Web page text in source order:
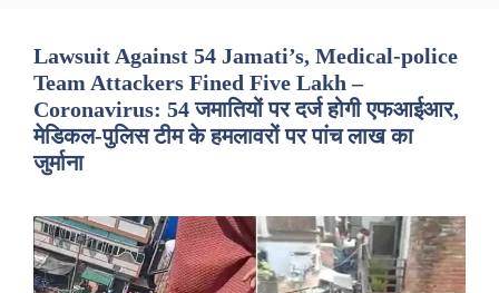
Lawsuit Against 54 Jamati’s, Medical-police
Team Attackers Fined Five Lakh –
Coronavirus: 54 जमातियों पर दर्ज होगी एफआईआर,
मेडिकल-पुलिस टीम के हमलावरों पर पांच लाख का
जुर्माना